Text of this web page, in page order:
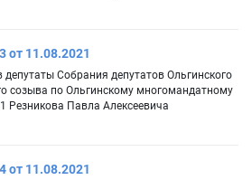
от 11.08.2021
депутаты Собрания депутатов Ольгинского
созыва по Ольгинскому многомандатному
Резникова Павла Алексеевича
от 11.08.2021